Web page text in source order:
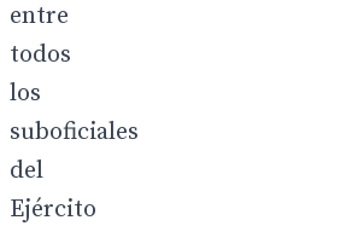
entre
todos
los
suboficiales
del
Ejército